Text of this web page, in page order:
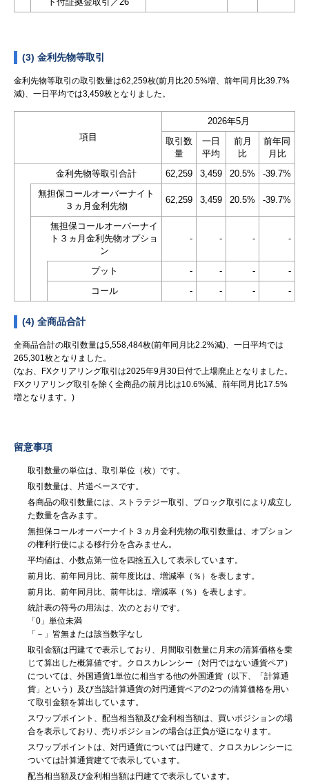
(3) 金利先物等取引
金利先物等取引の取引数量は62,259枚(前月比20.5%増、前年同月比39.7%
減)、一日平均では3,459枚となりました。
項目
2026年5月
取引数
量
一日
平均
前月
比
前年同
月比
金利先物等取引合計
62,259 3,459 20.5%
-39.7%
無担保コールオーバーナイト
３ヵ月金利先物
62,259 3,459 20.5% -39.7%
無担保コールオーバーナイ
ト３ヵ月金利先物オプショ
ン
- - - -
プット - - -
-
コール
- - - -
(4) 全商品合計
全商品合計の取引数量は5,558,484枚(前年同月比2.2%減)、一日平均では
265,301枚となりました。
(なお、FXクリアリング取引は2025年9月30日付で上場廃止となりました。
FXクリアリング取引を除く全商品の前月比は10.6%減、前年同月比17.5%
増となります。)
留意事項
取引数量の単位は、取引単位（枚）です。
取引数量は、片道ベースです。
各商品の取引数量には、ストラテジー取引、ブロック取引により成立し
た数量を含みます。
無担保コールオーバーナイト３ヵ月金利先物の取引数量は、オプション
の権利行使による移行分を含みません。
平均値は、小数点第一位を四捨五入して表示しています。
前月比、前年同月比、前年度比は、増減率（％）を表します。
前月比、前年同月比、前年比は、増減率（％）を表します。
統計表の符号の用法は、次のとおりです。
「0」単位未満
「－」皆無または該当数字なし
取引金額は円建てで表示しており、月間取引数量に月末の清算価格を乗
じて算出した概算値です。クロスカレンシー（対円ではない通貨ペア）
については、外国通貨1単位に相当する他の外国通貨（以下、「計算通
貨」という）及び当該計算通貨の対円通貨ペアの2つの清算価格を用い
て取引金額を算出しています。
スワップポイント、配当相当額及び金利相当額は、買いポジションの場
合を表示しており、売りポジションの場合は正負が逆になります。
スワップポイントは、対円通貨については円建て、クロスカレンシーに
ついては計算通貨建てで表示しています。
配当相当額及び金利相当額は円建てで表示しています。